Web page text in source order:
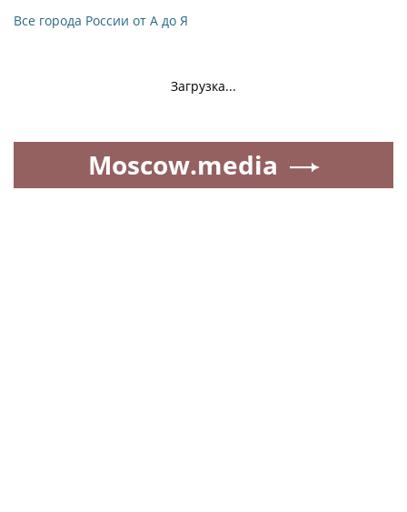
Все города России от А до Я
Загрузка...
Moscow.media